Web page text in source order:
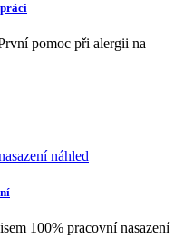
pomoc při alergii na
náhled
100% pracovní nasazení